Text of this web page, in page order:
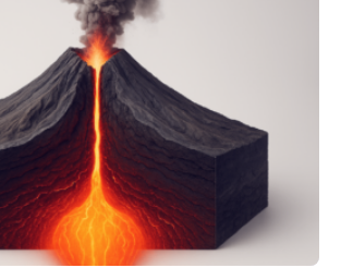
Methode an der Diamond-
kartieren. Ihre Analyse zeigt, dass
den Organismen ermöglicht haben
Schwankungen sowohl in der
in der Intensität des Erdmagnetfelds
Dadurch konnten sie sich verorten und
navigieren. Vor einigen Jahren…